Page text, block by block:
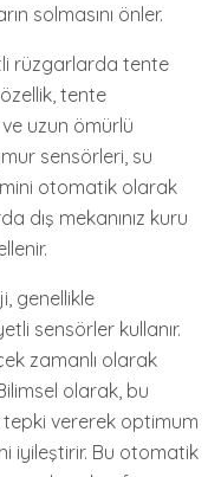
solmasını önler.
rüzgarlarda tente
tente
uzun ömürlü
sensörleri, su
otomatik olarak
dış mekanınız kuru
genellikle
sensörler kullanır.
zamanlı olarak
olarak, bu
tepki vererek optimum
iyileştirir. Bu otomatik